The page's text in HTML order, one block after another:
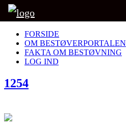
FORSIDE
OM BESTØVERPORTALEN
FAKTA OM BESTØVNING
LOG IND
1254